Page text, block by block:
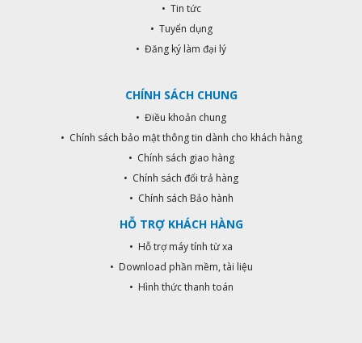
• Tin tức
• Tuyển dụng
• Đăng ký làm đại lý
CHÍNH SÁCH CHUNG
• Điều khoản chung
• Chính sách bảo mật thông tin dành cho khách hàng
• Chính sách giao hàng
• Chính sách đổi trả hàng
• Chính sách Bảo hành
HỖ TRỢ KHÁCH HÀNG
• Hỗ trợ máy tính từ xa
• Download phần mềm, tài liệu
• Hình thức thanh toán